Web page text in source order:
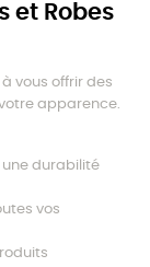
et Robes
vous offrir des
apparence.
une durabilité
vos